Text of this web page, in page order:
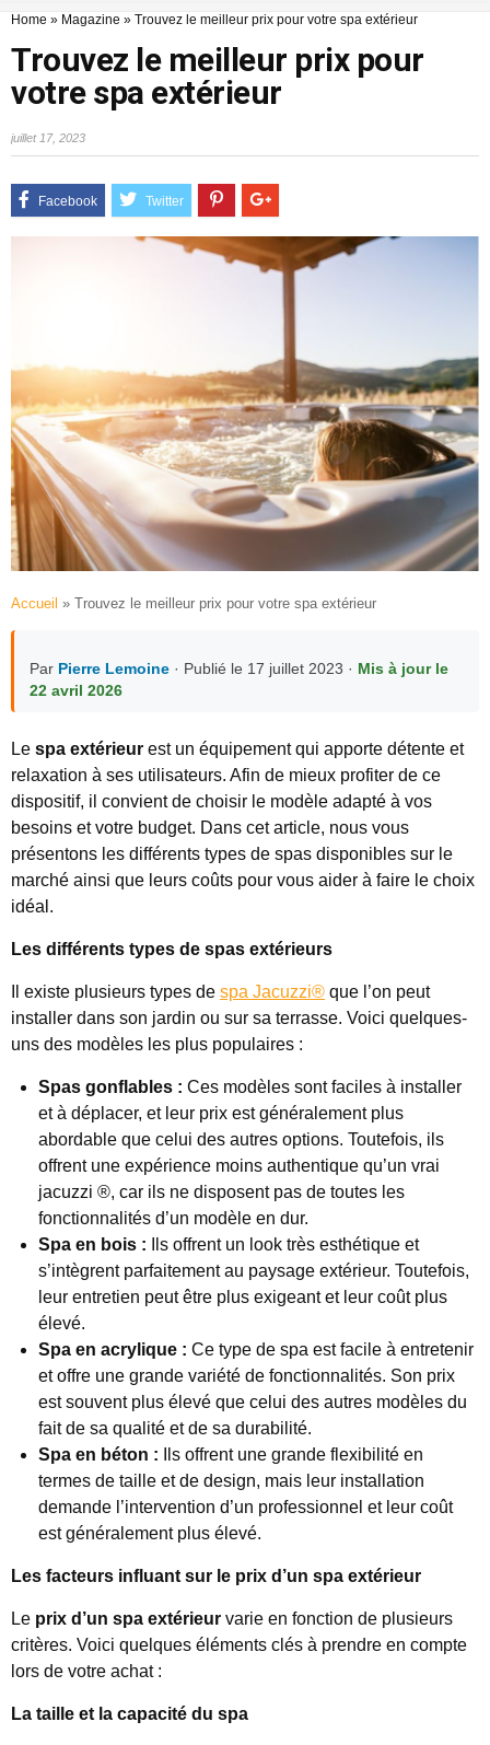
Home » Magazine » Trouvez le meilleur prix pour votre spa extérieur
Trouvez le meilleur prix pour
votre spa extérieur
juillet 17, 2023
Accueil » Trouvez le meilleur prix pour votre spa extérieur
Par Pierre Lemoine · Publié le 17 juillet 2023 · Mis à jour le
22 avril 2026
Le spa extérieur est un équipement qui apporte détente et
relaxation à ses utilisateurs. Afin de mieux profiter de ce
dispositif, il convient de choisir le modèle adapté à vos
besoins et votre budget. Dans cet article, nous vous
présentons les différents types de spas disponibles sur le
marché ainsi que leurs coûts pour vous aider à faire le choix
idéal.
Les différents types de spas extérieurs
Il existe plusieurs types de spa Jacuzzi® que l’on peut
installer dans son jardin ou sur sa terrasse. Voici quelques-
uns des modèles les plus populaires :
Spas gonflables : Ces modèles sont faciles à installer
et à déplacer, et leur prix est généralement plus
abordable que celui des autres options. Toutefois, ils
offrent une expérience moins authentique qu’un vrai
jacuzzi ®, car ils ne disposent pas de toutes les
fonctionnalités d’un modèle en dur.
Spa en bois : Ils offrent un look très esthétique et
s’intègrent parfaitement au paysage extérieur. Toutefois,
leur entretien peut être plus exigeant et leur coût plus
élevé.
Spa en acrylique : Ce type de spa est facile à entretenir
et offre une grande variété de fonctionnalités. Son prix
est souvent plus élevé que celui des autres modèles du
fait de sa qualité et de sa durabilité.
Spa en béton : Ils offrent une grande flexibilité en
termes de taille et de design, mais leur installation
demande l’intervention d’un professionnel et leur coût
est généralement plus élevé.
Les facteurs influant sur le prix d’un spa extérieur
Le prix d’un spa extérieur varie en fonction de plusieurs
critères. Voici quelques éléments clés à prendre en compte
lors de votre achat :
La taille et la capacité du spa